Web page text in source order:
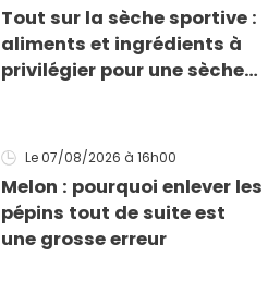
Tout sur la sèche sportive :
aliments et ingrédients à
privilégier pour une sèche
Le 07/08/2026 à 16h00
Melon : pourquoi enlever les
pépins tout de suite est
une grosse erreur